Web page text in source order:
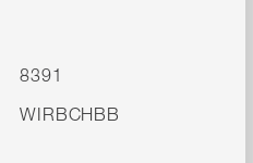
8391
WIRBCHBB